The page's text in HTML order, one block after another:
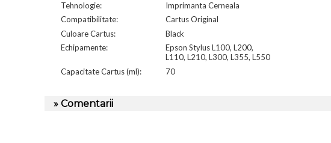
Tehnologie:
Imprimanta Cerneala
Compatibilitate:
Cartus Original
Culoare Cartus:
Black
Echipamente:
Epson Stylus L100, L200,
L110, L210, L300, L355, L550
Capacitate Cartus (ml):
70
» Comentarii